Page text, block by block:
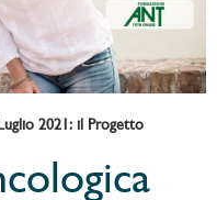
2021: il Progetto